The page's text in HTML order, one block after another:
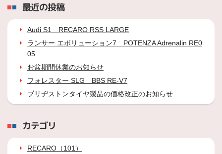
最近の投稿
Audi S1 RECARO RSS LARGE
ランサー エボリューション7 POTENZA Adrenalin RE0
05
お盆期間休業のお知らせ
フォレスター SLG BBS RE-V7
ブリヂストンタイヤ製品の価格改正のお知らせ
カテゴリ
RECARO（101）